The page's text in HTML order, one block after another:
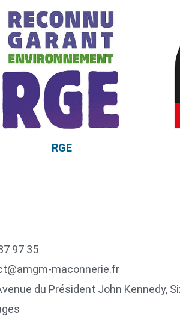
RGE
97 35
maconnerie.fr
du Président John Kennedy,